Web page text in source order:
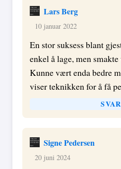
Lars Berg
10 januar 2022
En stor suksess blant
enkel å lage, men
Kunne vært enda bedre
viser teknikken for å få
SVAR
Signe Pedersen
20 juni 2024